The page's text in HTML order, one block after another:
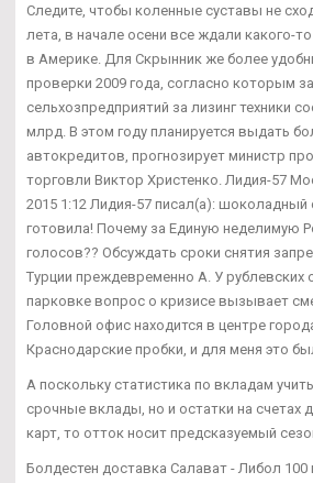
Следите, чтобы коленные суставы не
лета, в начале осени все ждали какого-
в Америке. Для Скрынник же более
проверки 2009 года, согласно которым
сельхозпредприятий за лизинг техники
млрд. В этом году планируется выдать
автокредитов, прогнозирует министр
торговли Виктор Христенко. Лидия-57
2015 1:12 Лидия-57 писал(а): шоколадный
готовила! Почему за Единую неделимую
голосов?? Обсуждать сроки снятия
Турции преждевременно А. У рублевских
парковке вопрос о кризисе вызывает
Головной офис находится в центре
Краснодарские пробки, и для меня это
А поскольку статистика по вкладам
срочные вклады, но и остатки на счетах
карт, то отток носит предсказуемый
Болдестен доставка Салават - Либол